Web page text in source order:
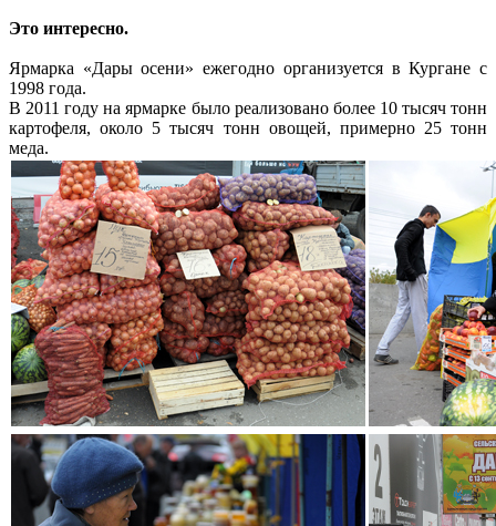
Это интересно.
Ярмарка «Дары осени» ежегодно организуется в Кургане с
1998 года.
В 2011 году на ярмарке было реализовано более 10 тысяч тонн
картофеля, около 5 тысяч тонн овощей, примерно 25 тонн
меда.